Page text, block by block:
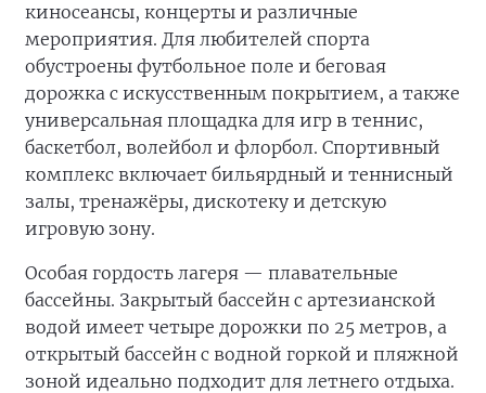
киносеансы, концерты и различные
мероприятия. Для любителей спорта
обустроены футбольное поле и беговая
дорожка с искусственным покрытием, а также
универсальная площадка для игр в теннис,
баскетбол, волейбол и флорбол. Спортивный
комплекс включает бильярдный и теннисный
залы, тренажёры, дискотеку и детскую
игровую зону.
Особая гордость лагеря — плавательные
бассейны. Закрытый бассейн с артезианской
водой имеет четыре дорожки по 25 метров, а
открытый бассейн с водной горкой и пляжной
зоной идеально подходит для летнего отдыха.